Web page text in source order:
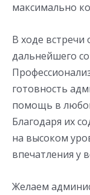
максимально
В ходе встречи
дальнейшего
готовность
помощь в
Благодаря их
на высоком
впечатления у
Желаем